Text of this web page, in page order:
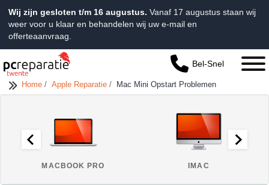
Wij zijn gesloten t/m 16 augustus. Vanaf 17 augustus staan wij
weer voor u klaar en behandelen wij uw e-mail en
offerteaanvraag.
Bel-Snel
Home / Apple Reparatie / Mac Mini Opstart Problemen
MACBOOK PRO